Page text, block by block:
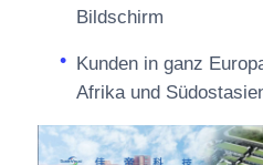
Bildschirm
Kunden in ganz
Afrika und